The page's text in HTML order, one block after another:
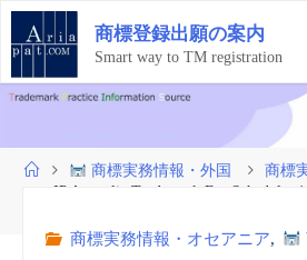
コ
テ
ン
ツ
ス
商標登録出願の案内
Smart way to TM registration
ホ
ー
商標実務情報・外国
商標
IP Australia Trademark Fee Schedule
商標実務情報・オセアニア,